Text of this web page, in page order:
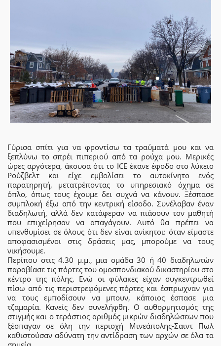
Γύρισα σπίτι για να φροντίσω τα τραύματά μου και να
ξεπλύνω το σπρέι πιπεριού από τα ρούχα μου. Μερικές
ώρες αργότερα, άκουσα ότι το ICE έκανε έφοδο στο λύκειο
Ρούζβελτ και είχε εμβολίσει το αυτοκίνητο ενός
παρατηρητή, μετατρέποντας το υπηρεσιακό όχημα σε
όπλο, όπως τους έχουμε δει συχνά να κάνουν. Ξέσπασε
συμπλοκή έξω από την κεντρική είσοδο. Συνέλαβαν έναν
διαδηλωτή, αλλά δεν κατάφεραν να πιάσουν τον μαθητή
που επιχείρησαν να απαγάγουν. Αυτό θα πρέπει να
υπενθυμίσει σε όλους ότι δεν είναι ανίκητοι: όταν είμαστε
αποφασισμένοι στις δράσεις μας, μπορούμε να τους
νικήσουμε.
Περίπου στις 4.30 μ.μ., μια ομάδα 30 ή 40 διαδηλωτών
παραβίασε τις πόρτες του ομοσπονδιακού δικαστηρίου στο
κέντρο της πόλης. Ενώ οι φύλακες είχαν συγκεντρωθεί
πίσω από τις περιστρεφόμενες πόρτες και έσπρωχναν για
να τους εμποδίσουν να μπουν, κάποιος έσπασε μια
τζαμαρία. Κανείς δεν συνελήφθη. Ο αυθορμητισμός της
στιγμής και ο τεράστιος αριθμός μικρών διαδηλώσεων που
ξέσπαγαν σε όλη την περιοχή Μινεάπολης-Σαιντ Πωλ
καθιστούσαν αδύνατη την αντίδραση των αρχών σε όλα τα